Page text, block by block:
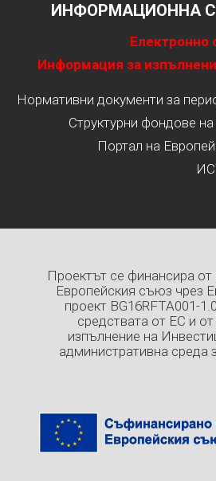
ИНФОРМАЦИОННА
Електронно
Информация за
Нормативни документи за
Структурни фондове
Портал на
Проектът се финансира
Европейския съюз чрез
проект BG16RFTA001-
средствата от ЕС и
изпълнение на
административна среда